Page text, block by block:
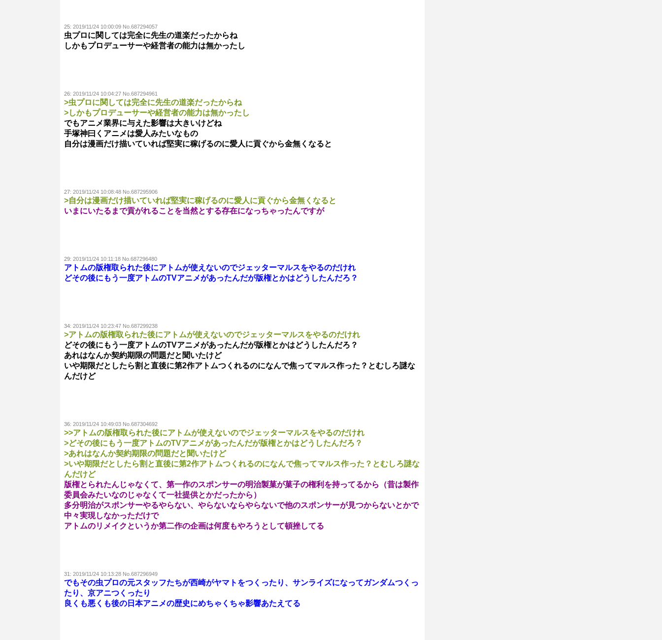
25: 2019/11/24 10:00:09 No.687294057
虫プロに関しては完全に先生の道楽だったからね
しかもプロデューサーや経営者の能力は無かったし
26: 2019/11/24 10:04:27 No.687294961
>虫プロに関しては完全に先生の道楽だったからね
>しかもプロデューサーや経営者の能力は無かったし
でもアニメ業界に与えた影響は大きいけどね
手塚神曰くアニメは愛人みたいなもの
自分は漫画だけ描いていれば堅実に稼げるのに愛人に貢ぐから金無くなると
27: 2019/11/24 10:08:48 No.687295906
>自分は漫画だけ描いていれば堅実に稼げるのに愛人に貢ぐから金無くなると
いまにいたるまで貢がれることを当然とする存在になっちゃったんですが
29: 2019/11/24 10:11:18 No.687296480
アトムの版権取られた後にアトムが使えないのでジェッターマルスをやるのだけれ
どその後にもう一度アトムのTVアニメがあったんだが版権とかはどうしたんだろ？
34: 2019/11/24 10:23:47 No.687299238
>アトムの版権取られた後にアトムが使えないのでジェッターマルスをやるのだけれ
どその後にもう一度アトムのTVアニメがあったんだが版権とかはどうしたんだろ？
あれはなんか契約期限の問題だと聞いたけど
いや期限だとしたら割と直後に第2作アトムつくれるのになんで焦ってマルス作った？とむしろ謎な
んだけど
36: 2019/11/24 10:49:03 No.687304692
>>アトムの版権取られた後にアトムが使えないのでジェッターマルスをやるのだけれ
>どその後にもう一度アトムのTVアニメがあったんだが版権とかはどうしたんだろ？
>あれはなんか契約期限の問題だと聞いたけど
>いや期限だとしたら割と直後に第2作アトムつくれるのになんで焦ってマルス作った？とむしろ謎な
んだけど
版権とられたんじゃなくて、第一作のスポンサーの明治製菓が菓子の権利を持ってるから（昔は製作
委員会みたいなのじゃなくて一社提供とかだったから）
多分明治がスポンサーやるやらない、やらないならやらないで他のスポンサーが見つからないとかで
中々実現しなかっただけで
アトムのリメイクというか第二作の企画は何度もやろうとして頓挫してる
31: 2019/11/24 10:13:28 No.687296949
でもその虫プロの元スタッフたちが西崎がヤマトをつくったり、サンライズになってガンダムつくっ
たり、京アニつくったり
良くも悪くも後の日本アニメの歴史にめちゃくちゃ影響あたえてる